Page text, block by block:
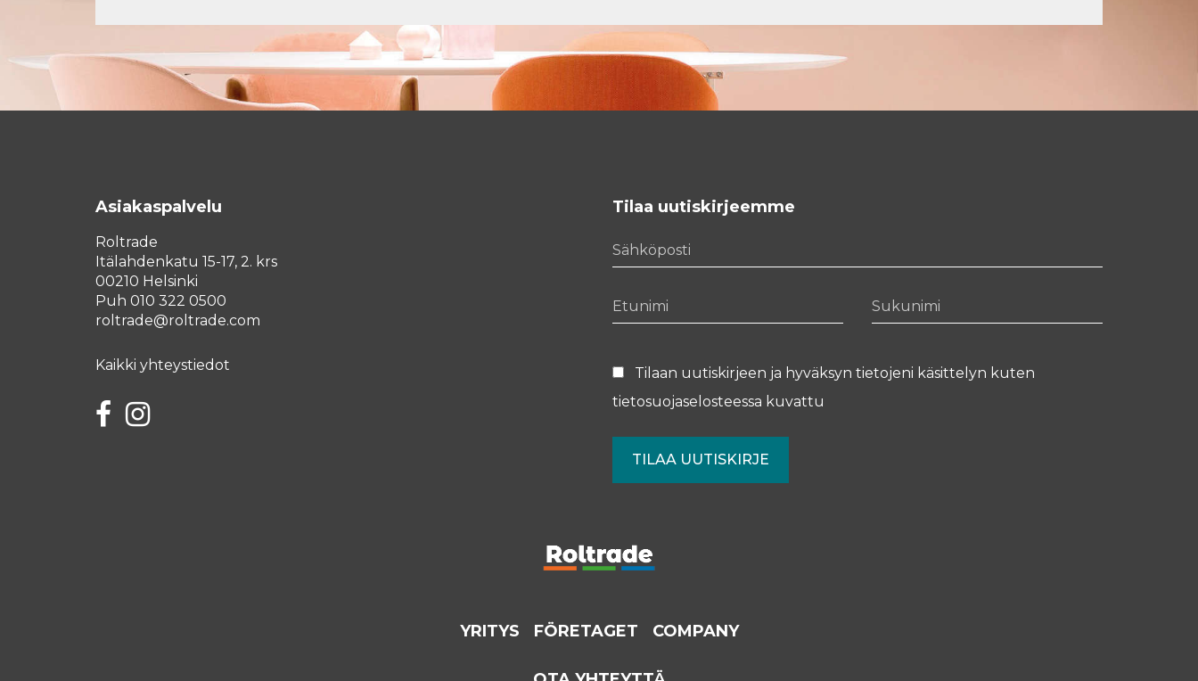
Asiakaspalvelu
Roltrade
Itälahdenkatu 15-17, 2. krs
00210 Helsinki
Puh 010 322 0500
roltrade@roltrade.com
Kaikki yhteystiedot
FacebookInstagram
Tilaa uutiskirjeemme
Tilaan uutiskirjeen ja hyväksyn tietojeni käsittelyn kuten
tietosuojaselosteessa kuvattu
YRITYS FÖRETAGET COMPANY